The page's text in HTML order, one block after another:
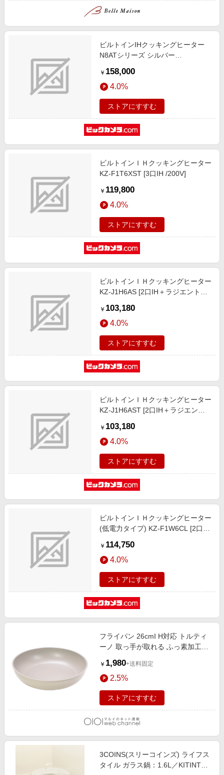
ビルトインIHクッキングヒーター
N8ATシリーズ シルバー
￥ 158,000
4.0%
ストアにすすむ
ビルトインＩＨクッキングヒーター
KZ-F1T6XST [3口IH /200V]
￥ 119,800
4.0%
ストアにすすむ
ビルトインＩＨクッキングヒーター
KZ-J1H6AS [2口IH＋ラジエントヒ
￥ 103,180
4.0%
ストアにすすむ
ビルトインＩＨクッキングヒーター
KZ-J1H6AST [2口IH＋ラジエント
￥ 103,180
4.0%
ストアにすすむ
ビルトインＩＨクッキングヒーター
(低電力タイプ) KZ-F1W6CL [2口IH
￥ 114,750
4.0%
ストアにすすむ
フライパン 26cmI H対応 トルティ
ーノ 取っ手が取れる ふっ素加工
￥ 1,980+送料固定
2.5%
ストアにすすむ
3COINS(スリーコインズ) ライフス
タイル ガラス鍋：1.6L／KITINTO